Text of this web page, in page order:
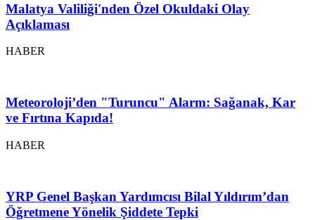
Malatya Valiliği'nden Özel Okuldaki Olay
Açıklaması
HABER
Meteoroloji’den "Turuncu" Alarm: Sağanak, Kar
ve Fırtına Kapıda!
HABER
YRP Genel Başkan Yardımcısı Bilal Yıldırım’dan
Öğretmene Yönelik Şiddete Tepki